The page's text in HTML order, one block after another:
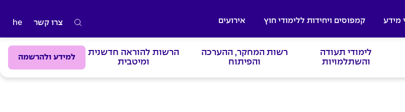
מידע קמפוסים ויחידות ללימודי חוץ
אירועים
ל
ד
צרו קשר he
לימודי תעודה
והשתלמויות
רשות המחקר, ההערכה
והפיתוח
הרשות להוראה חדשנית
ומיטבית
למידע ולהרשמה